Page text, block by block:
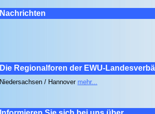
Nachrichten
Die Regionalforen der EWU-
Niedersachsen / Hannover mehr...